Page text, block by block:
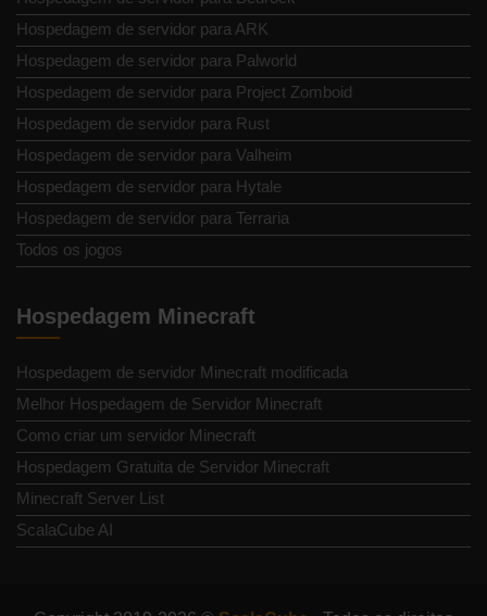
Hospedagem de servidor para ARK
Hospedagem de servidor para Palworld
Hospedagem de servidor para Project Zomboid
Hospedagem de servidor para Rust
Hospedagem de servidor para Valheim
Hospedagem de servidor para Hytale
Hospedagem de servidor para Terraria
Todos os jogos
Hospedagem Minecraft
Hospedagem de servidor Minecraft modificada
Melhor Hospedagem de Servidor Minecraft
Como criar um servidor Minecraft
Hospedagem Gratuita de Servidor Minecraft
Minecraft Server List
ScalaCube AI